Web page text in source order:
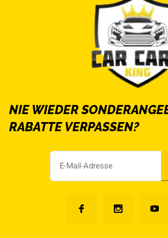
NIE WIEDER
RABATTE VERPASSEN?